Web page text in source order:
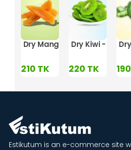
চেরি টমেটো
- এপ্রিকট
Dry Mango - শুকনো আম
210 TK
Dry Kiwi - শুকনো
220 TK 190
Estikutum is an e-commerce site